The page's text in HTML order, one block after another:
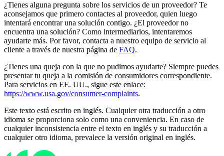
¿Tienes alguna pregunta sobre los servicios de un proveedor? Te
aconsejamos que primero contactes al proveedor, quien luego
intentará encontrar una solución contigo. ¿El proveedor no
encuentra una solución? Como intermediarios, intentaremos
ayudarte más. Por favor, contacta a nuestro equipo de servicio al
cliente a través de nuestra página de FAQ.
¿Tienes una queja con la que no pudimos ayudarte? Siempre puedes
presentar tu queja a la comisión de consumidores correspondiente.
Para servicios en EE. UU., sigue este enlace:
https://www.usa.gov/consumer-complaints.
Este texto está escrito en inglés. Cualquier otra traducción a otro
idioma se proporciona solo como una conveniencia. En caso de
cualquier inconsistencia entre el texto en inglés y su traducción a
cualquier otro idioma, prevalece la versión original en inglés.